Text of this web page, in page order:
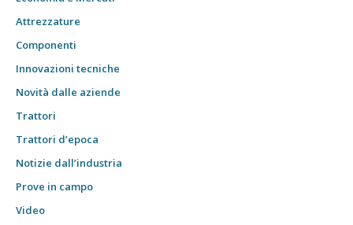
Attrezzature
Componenti
Innovazioni tecniche
Novità dalle aziende
Trattori
Trattori d’epoca
Notizie dall’industria
Prove in campo
Video